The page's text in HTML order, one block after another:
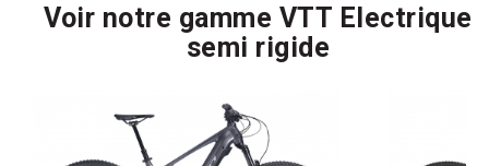
Voir notre gamme VTT Electrique
semi rigide